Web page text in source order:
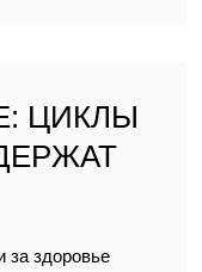
ЦИКЛЫ
за здоровье